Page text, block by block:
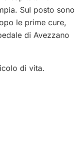
Sul posto sono
le prime cure,
di Avezzano
di vita.